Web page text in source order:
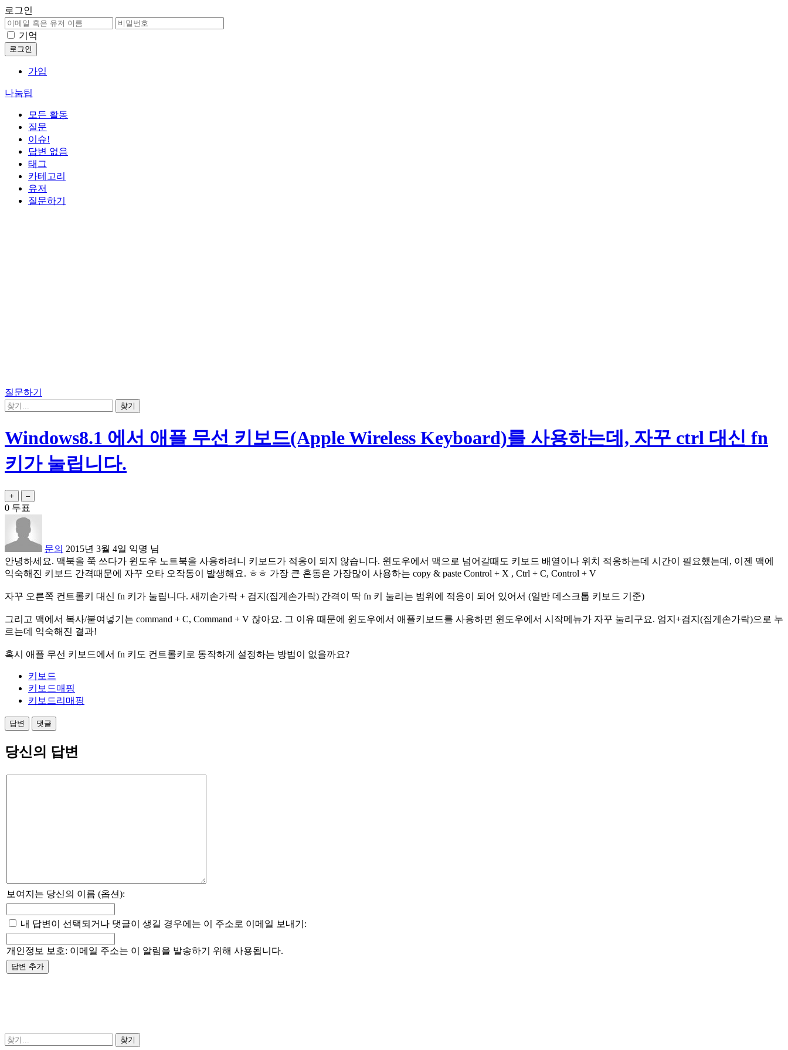
로그인
기억
가입
나눔팁
모든 활동
질문
이슈!
답변 없음
태그
카테고리
유저
질문하기
질문하기
Windows8.1 에서 애플 무선 키보드(Apple Wireless Keyboard)를 사용하는데, 자꾸 ctrl 대신 fn
키가 눌립니다.
0 투표
문의 2015년 3월 4일 익명 님
안녕하세요. 맥북을 쭉 쓰다가 윈도우 노트북을 사용하려니 키보드가 적응이 되지 않습니다. 윈도우에서 맥으로 넘어갈때도 키보드 배열이나 위치 적응하는데 시간이 필요했는데, 이젠 맥에
익숙해진 키보드 간격때문에 자꾸 오타 오작동이 발생해요. ㅎㅎ 가장 큰 혼동은 가장많이 사용하는 copy & paste Control + X , Ctrl + C, Control + V
자꾸 오른쪽 컨트롤키 대신 fn 키가 눌립니다. 새끼손가락 + 검지(집게손가락) 간격이 딱 fn 키 눌리는 범위에 적응이 되어 있어서 (일반 데스크톱 키보드 기준)
그리고 맥에서 복사/붙여넣기는 command + C, Command + V 잖아요. 그 이유 때문에 윈도우에서 애플키보드를 사용하면 윈도우에서 시작메뉴가 자꾸 눌리구요. 엄지+검지(집게손가락)으로 누
르는데 익숙해진 결과!
혹시 애플 무선 키보드에서 fn 키도 컨트롤키로 동작하게 설정하는 방법이 없을까요?
키보드
키보드매핑
키보드리매핑
당신의 답변
보여지는 당신의 이름 (옵션):
내 답변이 선택되거나 댓글이 생길 경우에는 이 주소로 이메일 보내기:
개인정보 보호: 이메일 주소는 이 알림을 발송하기 위해 사용됩니다.